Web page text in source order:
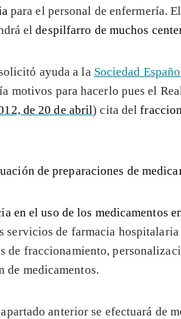
para el personal de enfermería.
eldespilfarro de muchos
ayuda a la Sociedad
motivos para hacerlo pues el
de 20 de abril) cita del
de preparaciones de
en el uso de los medicamentos
servicios de farmacia
de fraccionamiento,
de medicamentos.
anterior se efectuará de